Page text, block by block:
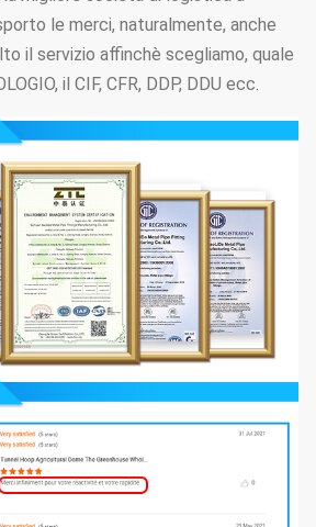
le merci, naturalmente, anche
il servizio affinchè scegliamo, quale
il CIF, CFR, DDP, DDU ecc.